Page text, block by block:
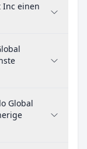
Inc einen
Global